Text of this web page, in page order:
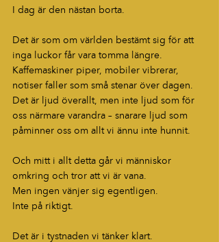
I dag är den nästan borta.
Det är som om världen bestämt sig för att
inga luckor får vara tomma längre.
Kaffemaskiner piper, mobiler vibrerar,
notiser faller som små stenar över dagen.
Det är ljud överallt, men inte ljud som för
oss närmare varandra – snarare ljud som
påminner oss om allt vi ännu inte hunnit.
Och mitt i allt detta går vi människor
omkring och tror att vi är vana.
Men ingen vänjer sig egentligen.
Inte på riktigt.
Det är i tystnaden vi tänker klart.